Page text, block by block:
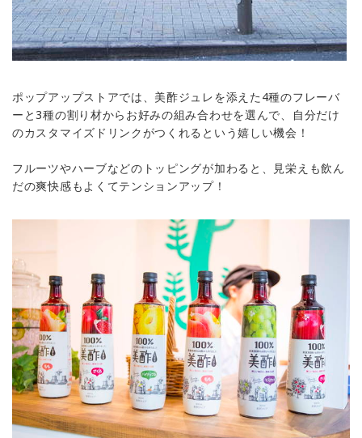
ポップアップストアでは、美酢ジュレを添えた4種のフレーバ
ーと3種の割り材からお好みの組み合わせを選んで、自分だけ
のカスタマイズドリンクがつくれるという嬉しい機会！
フルーツやハーブなどのトッピングが加わると、見栄えも飲ん
だの爽快感もよくてテンションアップ！